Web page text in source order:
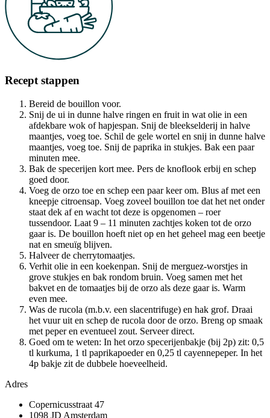
Recept stappen
Bereid de bouillon voor.
Snij de ui in dunne halve ringen en fruit in wat olie in een
afdekbare wok of hapjespan. Snij de bleekselderij in halve
maantjes, voeg toe. Schil de gele wortel en snij in dunne halve
maantjes, voeg toe. Snij de paprika in stukjes. Bak een paar
minuten mee.
Bak de specerijen kort mee. Pers de knoflook erbij en schep
goed door.
Voeg de orzo toe en schep een paar keer om. Blus af met een
kneepje citroensap. Voeg zoveel bouillon toe dat het net onder
staat dek af en wacht tot deze is opgenomen – roer
tussendoor. Laat 9 – 11 minuten zachtjes koken tot de orzo
gaar is. De bouillon hoeft niet op en het geheel mag een beetje
nat en smeuïg blijven.
Halveer de cherrytomaatjes.
Verhit olie in een koekenpan. Snij de merguez-worstjes in
grove stukjes en bak rondom bruin. Voeg samen met het
bakvet en de tomaatjes bij de orzo als deze gaar is. Warm
even mee.
Was de rucola (m.b.v. een slacentrifuge) en hak grof. Draai
het vuur uit en schep de rucola door de orzo. Breng op smaak
met peper en eventueel zout. Serveer direct.
Goed om te weten: In het orzo specerijenbakje (bij 2p) zit: 0,5
tl kurkuma, 1 tl paprikapoeder en 0,25 tl cayennepeper. In het
4p bakje zit de dubbele hoeveelheid.
Adres
Copernicusstraat 47
1098 JD Amsterdam